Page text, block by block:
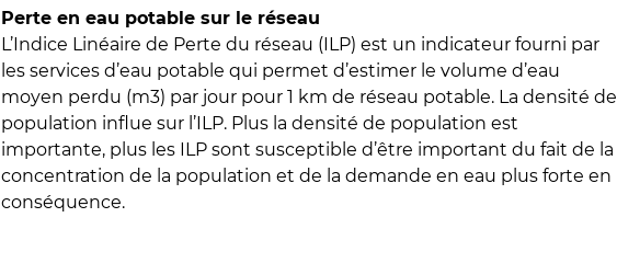
Perte en eau potable sur le réseau
L’Indice Linéaire de Perte du réseau (ILP) est un indicateur fourni par
les services d’eau potable qui permet d’estimer le volume d’eau
moyen perdu (m3) par jour pour 1 km de réseau potable. La densité de
population influe sur l’ILP. Plus la densité de population est
importante, plus les ILP sont susceptible d’être important du fait de la
concentration de la population et de la demande en eau plus forte en
conséquence.